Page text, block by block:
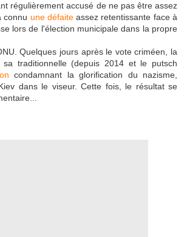
régulièrement accusé de ne pas être assez
connu une défaiteassez retentissante face à
lors de l'élection municipale dans la propre
Quelques jours après le vote criméen, la
sa traditionnelle (depuis 2014 et le putsch
condamnant la glorification du nazisme,
dans le viseur. Cette fois, le résultat se